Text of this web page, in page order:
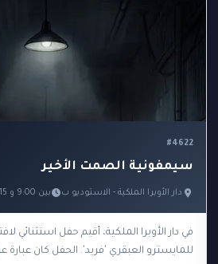
#4622
سيمفونية الصمت الأخير
دار الأوبرا الملكية - الاستوديو ب بين 9:00 و 9:15 مساءً
في دار الأوبرا الملكية، أقيم حفل استثنائي
للمايسترو العبقري 'فريد'. الحفل كان